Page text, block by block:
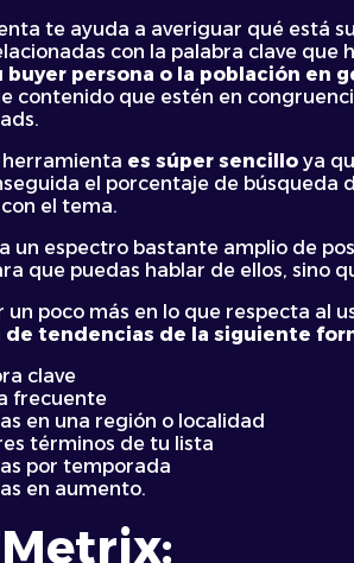
te ayuda a averiguar qué está
con la palabra clave que
buyer persona o la población en
contenido que estén en
es súper sencillo ya
el porcentaje de búsqueda
el tema.
un espectro bastante amplio de
que puedas hablar de ellos, sino
un poco más en lo que respecta al
de tendencias de la siguiente
clave
frecuente
en una región o localidad
términos de tu lista
por temporada
en aumento.